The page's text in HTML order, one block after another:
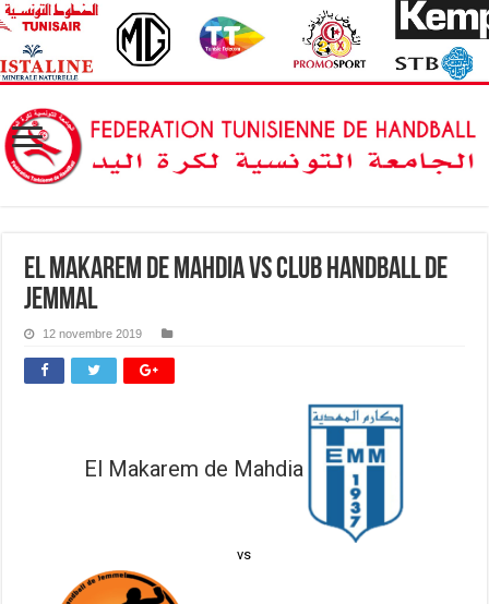
El Makarem de Mahdia vs Club Handball de
Jemmal
12 novembre 2019
El Makarem de Mahdia
vs